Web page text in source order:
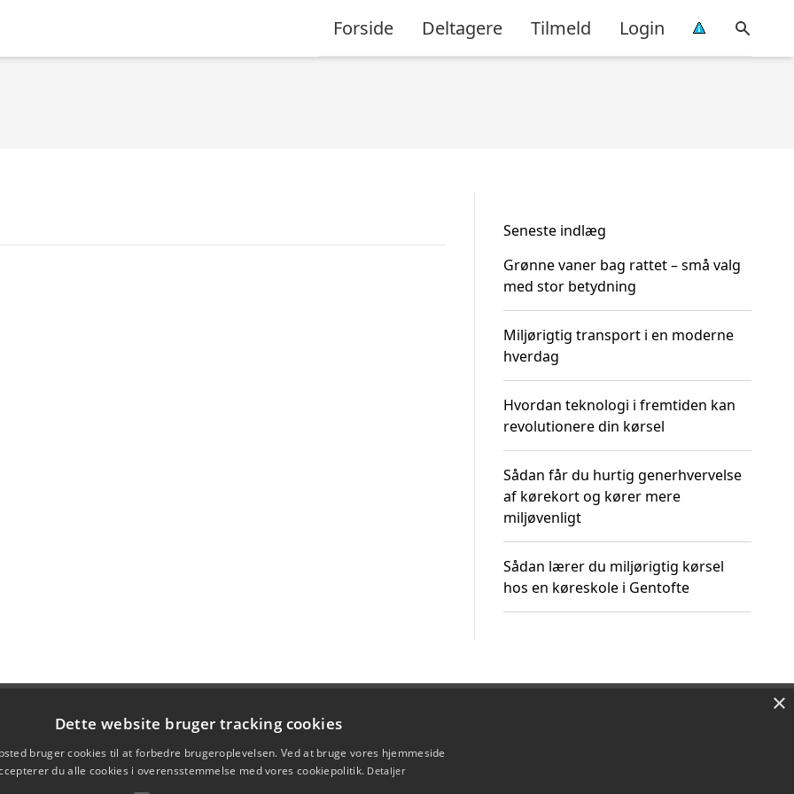
Forside Deltagere Tilmeld Login
Seneste indlæg
Grønne vaner bag rattet – små valg
med stor betydning
Miljørigtig transport i en moderne
hverdag
Hvordan teknologi i fremtiden kan
revolutionere din kørsel
Sådan får du hurtig generhvervelse
af kørekort og kører mere
miljøvenligt
Sådan lærer du miljørigtig kørsel
hos en køreskole i Gentofte
×
Dette website bruger tracking cookies
bruger cookies til at forbedre brugeroplevelsen. Ved at bruge vores hjemmeside
du alle cookies i overensstemmelse med vores cookiepolitik. Detaljer